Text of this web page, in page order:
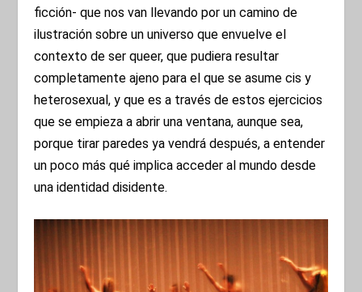
ficción- que nos van llevando por un camino de
ilustración sobre un universo que envuelve el
contexto de ser queer, que pudiera resultar
completamente ajeno para el que se asume cis y
heterosexual, y que es a través de estos ejercicios
que se empieza a abrir una ventana, aunque sea,
porque tirar paredes ya vendrá después, a entender
un poco más qué implica acceder al mundo desde
una identidad disidente.